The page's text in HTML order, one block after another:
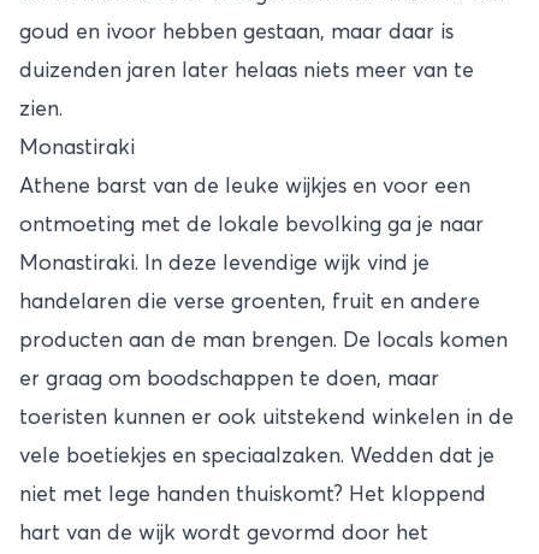
goud en ivoor hebben gestaan, maar daar is
duizenden jaren later helaas niets meer van te
zien.
Monastiraki
Athene barst van de leuke wijkjes en voor een
ontmoeting met de lokale bevolking ga je naar
Monastiraki. In deze levendige wijk vind je
handelaren die verse groenten, fruit en andere
producten aan de man brengen. De locals komen
er graag om boodschappen te doen, maar
toeristen kunnen er ook uitstekend winkelen in de
vele boetiekjes en speciaalzaken. Wedden dat je
niet met lege handen thuiskomt? Het kloppend
hart van de wijk wordt gevormd door het